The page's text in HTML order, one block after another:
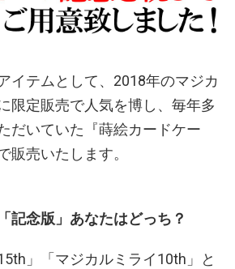
イテムとして、2018年のマジカ
限定販売で人気を博し、毎年多
だいていた『蒔絵カードケー
販売いたします。
記念版」あなたはどっち？
」「マジカルミライ10th」と